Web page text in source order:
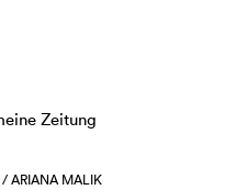
Zeitung
/ ARIANA MALIK